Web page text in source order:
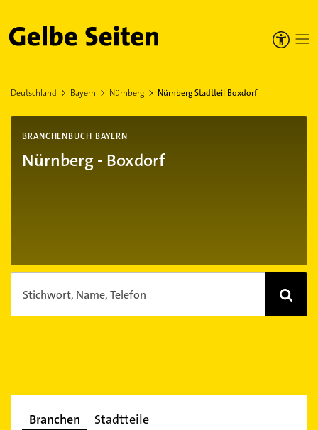
Gelbe Seiten
Deutschland Bayern Nürnberg Nürnberg Stadtteil Boxdorf
BRANCHENBUCH BAYERN
Nürnberg - Boxdorf
Stichwort, Name, Telefon
Branchen Stadtteile